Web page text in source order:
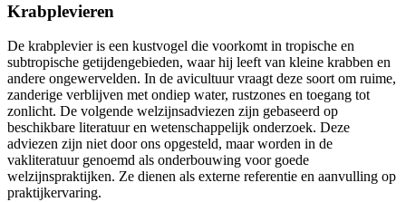
Krabplevieren
De krabplevier is een kustvogel die voorkomt in tropische en
subtropische getijdengebieden, waar hij leeft van kleine krabben en
andere ongewervelden. In de avicultuur vraagt deze soort om ruime,
zanderige verblijven met ondiep water, rustzones en toegang tot
zonlicht. De volgende welzijnsadviezen zijn gebaseerd op
beschikbare literatuur en wetenschappelijk onderzoek. Deze
adviezen zijn niet door ons opgesteld, maar worden in de
vakliteratuur genoemd als onderbouwing voor goede
welzijnspraktijken. Ze dienen als externe referentie en aanvulling op
praktijkervaring.